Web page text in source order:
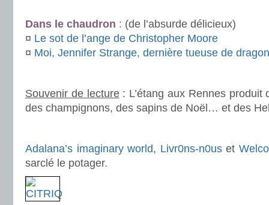
Dans le chaudron : (de l’absurde délicieux)
¤ Le sot de l’ange de Christopher Moore
¤ Moi, Jennifer Strange, dernière tueuse de
Souvenir de lecture: L’étang aux Rennes produit
des champignons, des sapins de Noël… et des
Adalana’s imaginary world, Livr0ns-n0uset
sarclé le potager.